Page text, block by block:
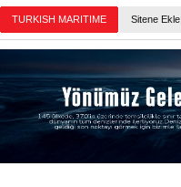
TURKISH MARITIME Sitene Ekle